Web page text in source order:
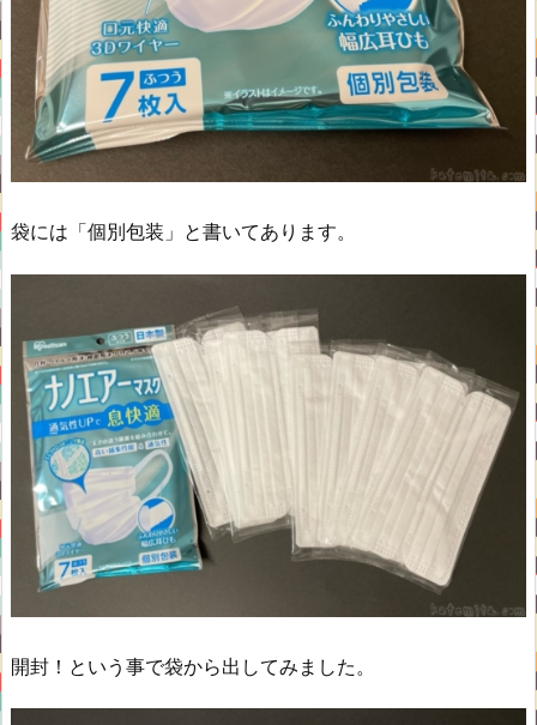
袋には「個別包装」と書いてあります。
開封！という事で袋から出してみました。